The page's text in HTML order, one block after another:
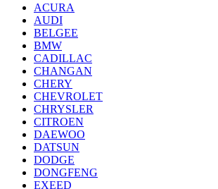
ACURA
AUDI
BELGEE
BMW
CADILLAC
CHANGAN
CHERY
CHEVROLET
CHRYSLER
CITROEN
DAEWOO
DATSUN
DODGE
DONGFENG
EXEED